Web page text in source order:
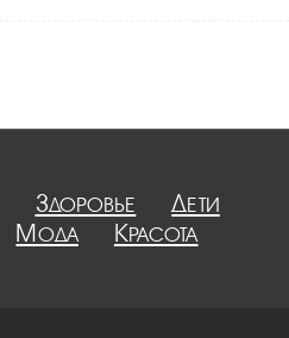
Здоровье
Дети
Мода Красота